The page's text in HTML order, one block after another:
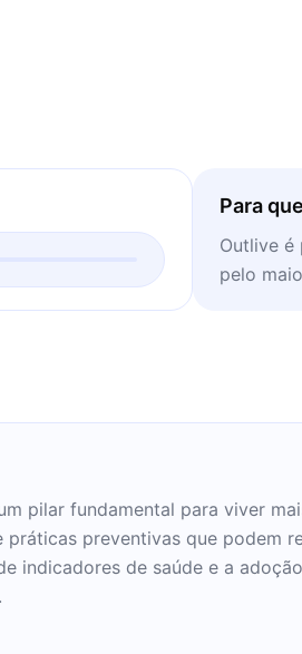
Para
Outlive é
pelo
pilar fundamental para viver
preventivas que podem
indicadores de saúde e a